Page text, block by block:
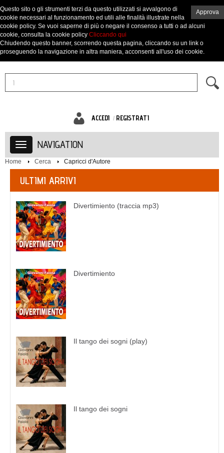
ACCEDI REGISTRATI
NAVIGATION
Home Cerca Capricci d'Autore
ULTIMI ARRIVI
Divertimiento (traccia mp3)
Divertimiento
Il tango dei sogni (play)
Il tango dei sogni
Approva
Questo sito o gli strumenti terzi da questo utilizzati si avvalgono di
cookie necessari al funzionamento ed utili alle finalità illustrate nella
cookie policy. Se vuoi saperne di più o negare il consenso a tutti o ad alcuni
cookie, consulta la cookie policy Cliccando qui
Chiudendo questo banner, scorrendo questa pagina, cliccando su un link o
proseguendo la navigazione in altra maniera, acconsenti all'uso dei cookie.